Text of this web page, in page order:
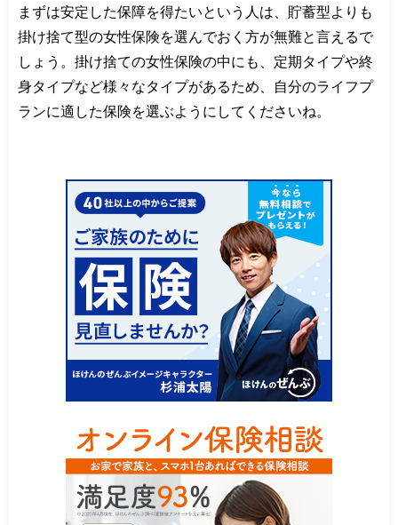
まずは安定した保障を得たいという人は、貯蓄型よりも
掛け捨て型の女性保険を選んでおく方が無難と言えるで
しょう。掛け捨ての女性保険の中にも、定期タイプや終
身タイプなど様々なタイプがあるため、自分のライフプ
ランに適した保険を選ぶようにしてくださいね。